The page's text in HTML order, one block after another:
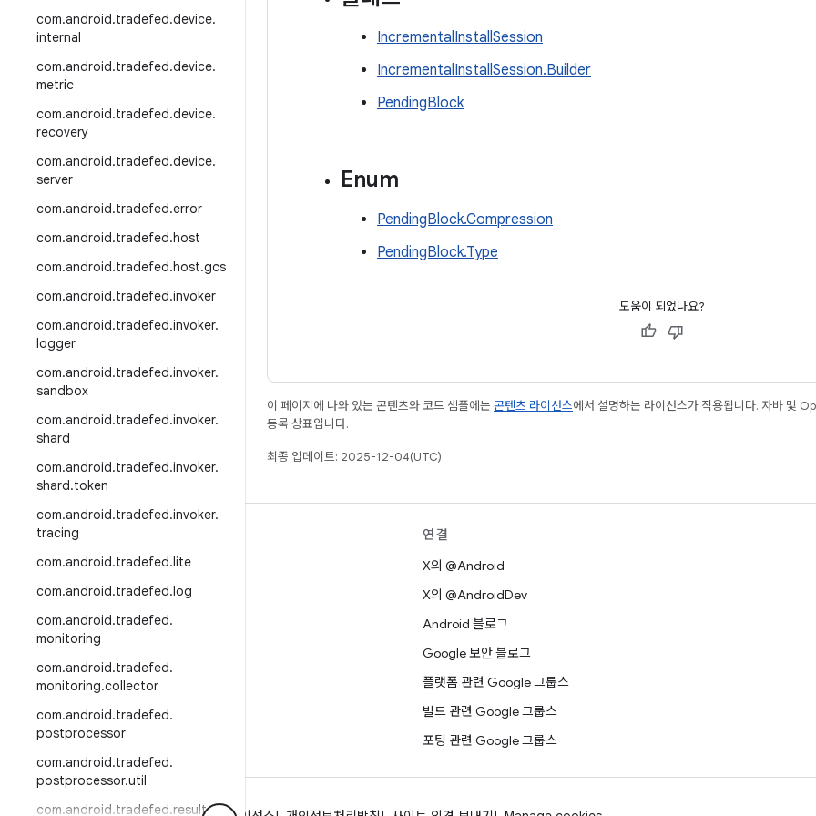
com.android.tradefed.device.
internal
com.android.tradefed.device.
metric
com.android.tradefed.device.
recovery
com.android.tradefed.device.
server
com.android.tradefed.error
com.android.tradefed.host
com.android.tradefed.host.gcs
com.android.tradefed.invoker
com.android.tradefed.invoker.
logger
com.android.tradefed.invoker.
sandbox
com.android.tradefed.invoker.
shard
com.android.tradefed.invoker.
shard.token
com.android.tradefed.invoker.
tracing
com.android.tradefed.lite
com.android.tradefed.log
com.android.tradefed.
monitoring
com.android.tradefed.
monitoring.collector
com.android.tradefed.
postprocessor
com.android.tradefed.
postprocessor.util
com.android.tradefed.result
IncrementalInstallSession
IncrementalInstallSession.Builder
PendingBlock
Enum
PendingBlock.Compression
PendingBlock.Type
도움이 되었나요?
이 페이지에 나와 있는 콘텐츠와 코드 샘플에는 콘텐츠 라이선스에서 설명하는 라이선스가 적용됩니다. 자바 및
등록 상표입니다.
최종 업데이트: 2025-12-04(UTC)
빌드
Android 저장소
요구사항
다운로드
공장 출고 시 이미지
드라이버 바이너리
연결
X의 @Android
X의 @AndroidDev
Android 블로그
Google 보안 블로그
플랫폼 관련 Google 그룹스
빌드 관련 Google 그룹스
포팅 관련 Google 그룹스